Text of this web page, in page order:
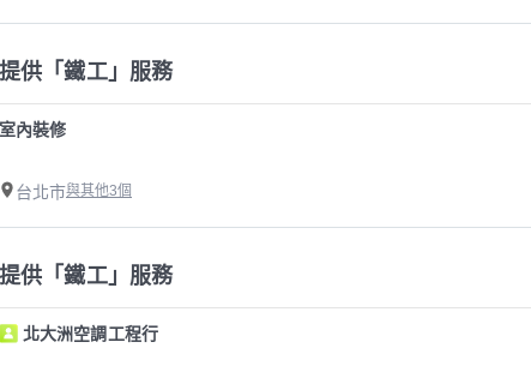
提供「鐵工」服務
室內裝修
台北市與其他3個
提供「鐵工」服務
北大洲空調工程行